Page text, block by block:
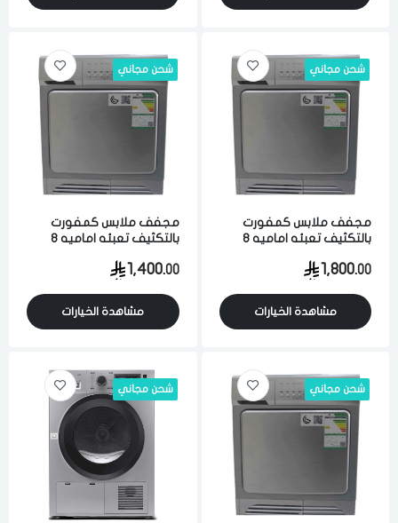
شحن مجاني
مجفف ملابس كمفورت
بالتكثيف تعبئه اماميه 8
1,800.00
مشاهدة الخيارات
شحن مجاني
مجفف ملابس كمفورت
بالتكثيف تعبئه اماميه 8
1,400.00
مشاهدة الخيارات
شحن مجاني شحن مجاني